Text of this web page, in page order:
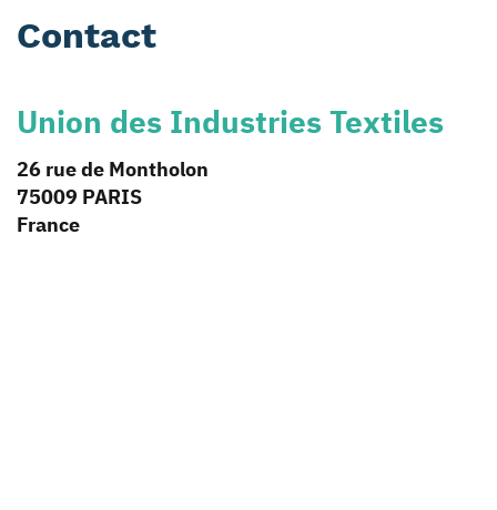
Contact
Union des Industries Textiles
26 rue de Montholon
75009 PARIS
France